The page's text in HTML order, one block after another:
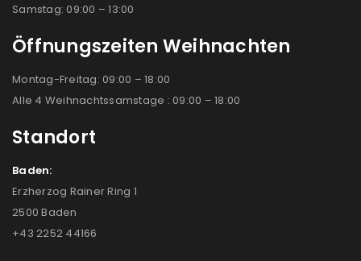
Samstag: 09:00 – 13:00
Öffnungszeiten Weihnachten
Montag-Freitag: 09:00 – 18:00
Alle 4 Weihnachtssamstage : 09:00 – 18:00
Standort
Baden:
Erzherzog Rainer Ring 1
2500 Baden
+43 2252 44166